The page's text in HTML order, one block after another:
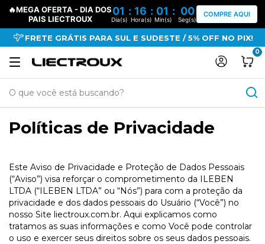
🔥MEGA OFERTA - DIA
DOS PAIS LIECTROUX
01 : 16 : 00 : 59
Dia(s) Hora(s) Min(s) Seg(s)
COMPRE AQUI
FRETE GRÁTIS PARA SUL E SUDESTE / 5% OFF NO PIX!
0
Políticas de Privacidade
Este Aviso de Privacidade e Proteção de Dados Pessoais
(“Aviso”) visa reforçar o comprometimento da ILEBEN
LTDA (“ILEBEN LTDA” ou “Nós”) para com a proteção da
privacidade e dos dados pessoais do Usuário (“Você”) no
nosso Site liectroux.com.br. Aqui explicamos como
tratamos as suas informações e como Você pode controlar
o uso e exercer seus direitos sobre os seus dados pessoais.